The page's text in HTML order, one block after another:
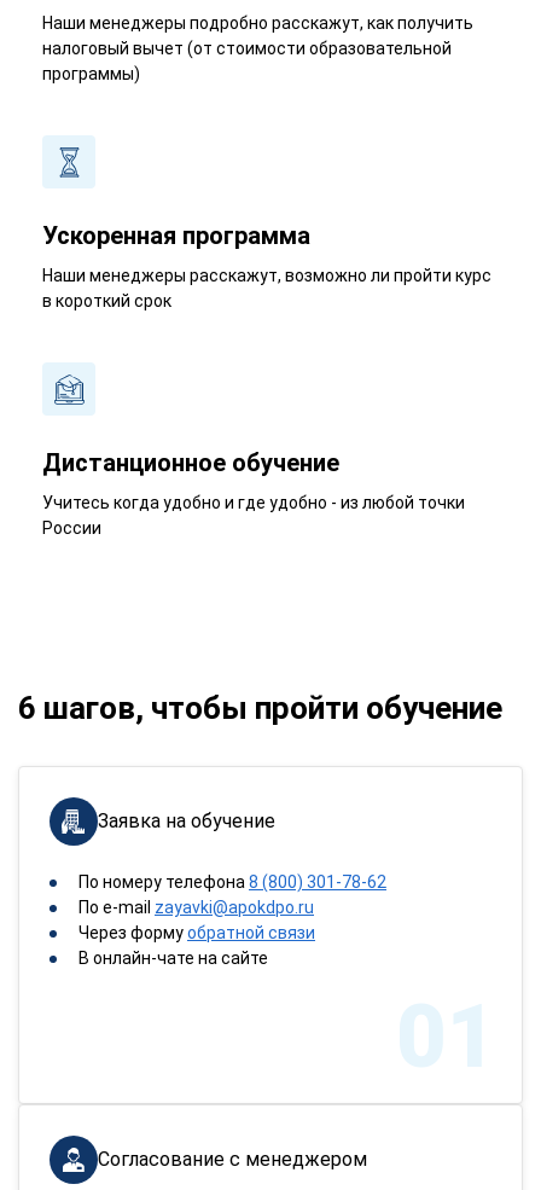
Наши менеджеры подробно расскажут, как получить
налоговый вычет (от стоимости образовательной
программы)
Ускоренная программа
Наши менеджеры расскажут, возможно ли пройти курс
в короткий срок
Дистанционное обучение
Учитесь когда удобно и где удобно - из любой точки
России
6 шагов, чтобы пройти обучение
Заявка на обучение
По номеру телефона8 (800) 301-78-62
По e-mail zayavki@apokdpo.ru
Через формуобратной связи
В онлайн-чате на сайте
01
Согласование с менеджером